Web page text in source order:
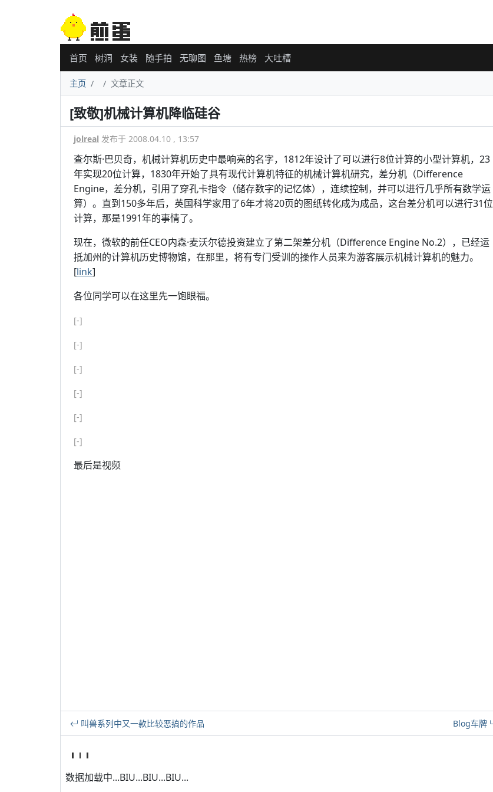
首页 树洞 女装 随手拍 无聊图 鱼塘 热榜 大吐槽
主页 文章正文
[致敬]机械计算机降临硅谷
jolreal 发布于 2008.04.10 , 13:57
查尔斯·巴贝奇，机械计算机历史中最响亮的名字，1812年设计了可以进行8位计算的小型计算机，23
年实现20位计算，1830年开始了具有现代计算机特征的机械计算机研究，差分机（Difference
Engine，差分机，引用了穿孔卡指令（储存数字的记忆体），连续控制，并可以进行几乎所有数学运
算）。直到150多年后，英国科学家用了6年才将20页的图纸转化成为成品，这台差分机可以进行31位
计算，那是1991年的事情了。
现在，微软的前任CEO内森·麦沃尔德投资建立了第二架差分机（Difference Engine No.2），已经运
抵加州的计算机历史博物馆，在那里，将有专门受训的操作人员来为游客展示机械计算机的魅力。
[link]
各位同学可以在这里先一饱眼福。
[-]
[-]
[-]
[-]
[-]
[-]
最后是视频
叫兽系列中又一款比较恶搞的作品 Blog车牌
数据加载中...BIU...BIU...BIU...